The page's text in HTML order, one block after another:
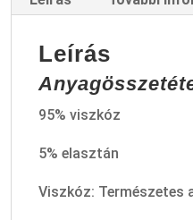
Leírás
95% viszkóz
5% elasztán
Viszkóz: Természetes